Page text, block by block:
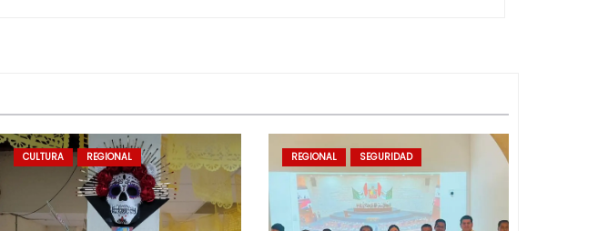
CULTURA REGIONAL REGIONAL SEGURIDAD